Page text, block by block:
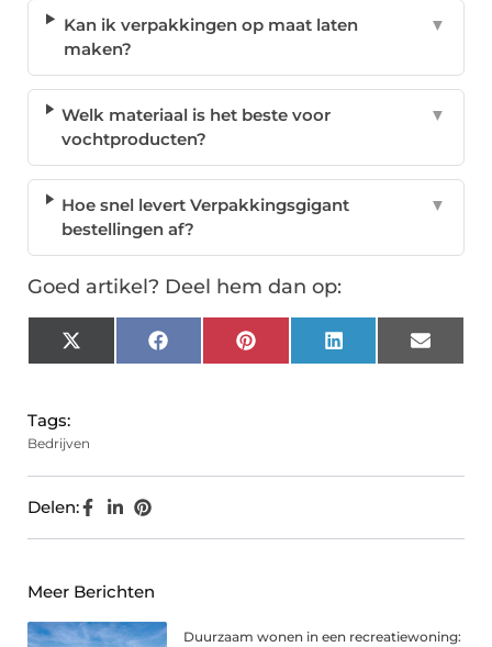
Kan ik verpakkingen op maat laten
maken?
▼
Welk materiaal is het beste voor
vochtproducten?
▼
Hoe snel levert Verpakkingsgigant
bestellingen af?
▼
Goed artikel? Deel hem dan op:
X
(Twitter)
FacebookPinterest LinkedIn Email
Tags:
Bedrijven
Delen:
Meer Berichten
Duurzaam wonen in een recreatiewoning: